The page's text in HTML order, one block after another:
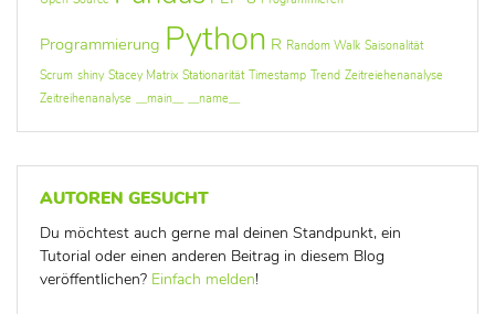
Programmierung Python R Random Walk Saisonalität
Scrum shiny Stacey Matrix Stationarität Timestamp Trend Zeitreiehenanalyse
Zeitreihenanalyse
__main__ __name__
AUTOREN GESUCHT
Du möchtest auch gerne mal deinen Standpunkt, ein
Tutorial oder einen anderen Beitrag in diesem Blog
veröffentlichen? Einfach melden!